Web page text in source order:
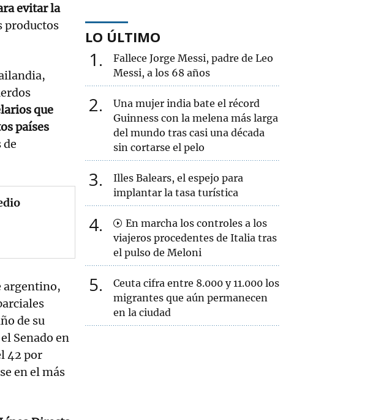
evitar la
productos
que
países
de
argentino,
de su
Senado en
42 por
en el más
LO ÚLTIMO
1
Fallece Jorge Messi, padre de Leo
Messi, a los 68 años
2
Una mujer india bate el récord
Guinness con la melena más larga
del mundo tras casi una década
sin cortarse el pelo
3
Illes Balears, el espejo para
implantar la tasa turística
4
En marcha los controles a los
viajeros procedentes de Italia tras
el pulso de Meloni
5
Ceuta cifra entre 8.000 y 11.000 los
migrantes que aún permanecen
en la ciudad